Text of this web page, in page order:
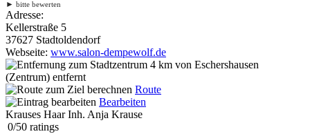
► bitte bewerten
Adresse:
Kellerstraße 5
37627 Stadtoldendorf
Webseite: www.salon-dempewolf.de
4 km von Eschershausen
(Zentrum) entfernt
Route
Bearbeiten
Krauses Haar Inh. Anja Krause
0/50 ratings